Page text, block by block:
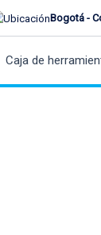
Bogotá -
Caja de